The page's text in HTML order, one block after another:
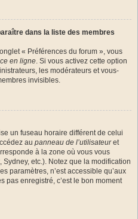
dans la liste des membres
« Préférences du forum », vous
en ligne. Si vous activez cette option
les modérateurs et vous-
invisibles.
un fuseau horaire différent de celui
au panneau de l’utilisateuret
à la zone où vous vous
etc.). Notez que la modification
paramètres, n’est accessible qu’aux
pas enregistré, c’est le bon moment